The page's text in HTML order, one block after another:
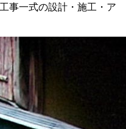
事一式の設計・施工・ア